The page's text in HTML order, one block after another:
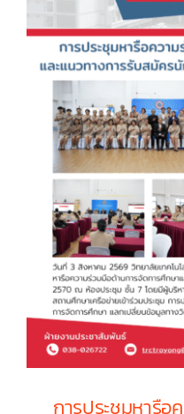
สังกัด
องค์การ
บริหาร
ส่วน
จังหวัด
ระยอง
(ครั้ง
ที่
4)
การประชุมหารือ